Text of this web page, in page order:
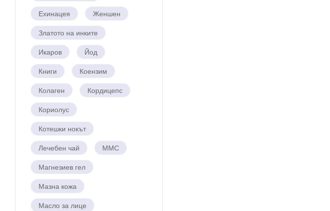
Ехинацея
Женшен
Златото на инките
Икаров
Йод
Книги
Коензим
Колаген
Кордицепс
Кориолус
Котешки нокът
Лечебен чай
ММС
Магнезиев гел
Мазна кожа
Масло за лице